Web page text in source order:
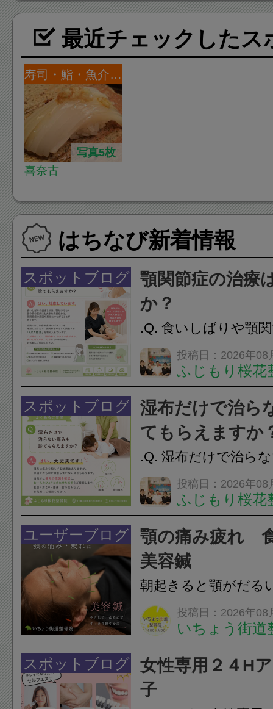
最近チェックしたス
寿司・鮨・魚介・海鮮
写真5枚
喜奈古
はちなび新着情報
スポットブログ
顎関節症の治療
か？
.Q. 食いしばりや顎
らえますか？A. はい
す。食いしばりや歯
けでなく首や肩の筋
担をかけ、顎関節症
つながることがあり
投稿日：2026年08
ふじもり桜花
スポットブログ
湿布だけで治ら
てもらえますか
.Q. 湿布だけで治ら
らえますか？A. はい
湿布は痛みを和らげ
すが、原因そのもの
いこともあります。
原因を確認し、お一
投稿日：2026年08
ふじもり桜花
ユーザーブログ
顎の痛み疲れ
美容鍼
朝起きると顎がだる
ありませんか？無意
は、顎の痛みや疲れ
フェイスラインの張
のこわばり・頭痛や
投稿日：2026年08
いちょう街道
スポットブログ
女性専用２４H
子